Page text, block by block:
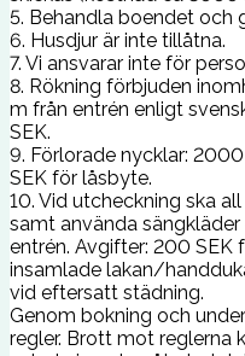
5. Behandla boendet och
6. Husdjur är inte tillåtna.
7. Vi ansvarar inte för
8. Rökning förbjuden
m från entrén enligt
SEK.
9. Förlorade nycklar:
SEK för låsbyte.
10. Vid utcheckning ska
samt använda
entrén. Avgifter: 200 SEK
insamlade lakan/
vid eftersatt städning.
Genom bokning och
regler. Brott mot reglerna